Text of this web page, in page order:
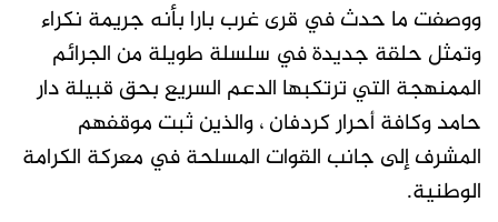
ووصفت ما حدث في قرى غرب بارا بأنه جريمة نكراء
وتمثل حلقة جديدة في سلسلة طويلة من الجرائم
الممنهجة التي ترتكبها الدعم السريع بحق قبيلة دار
حامد وكافة أحرار كردفان ، والذين ثبت موقفهم
المشرف إلى جانب القوات المسلحة في معركة الكرامة
الوطنية.